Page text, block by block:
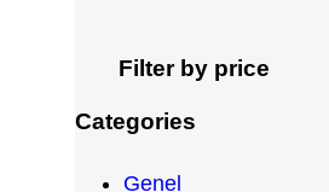
Filter by price
Categories
Genel